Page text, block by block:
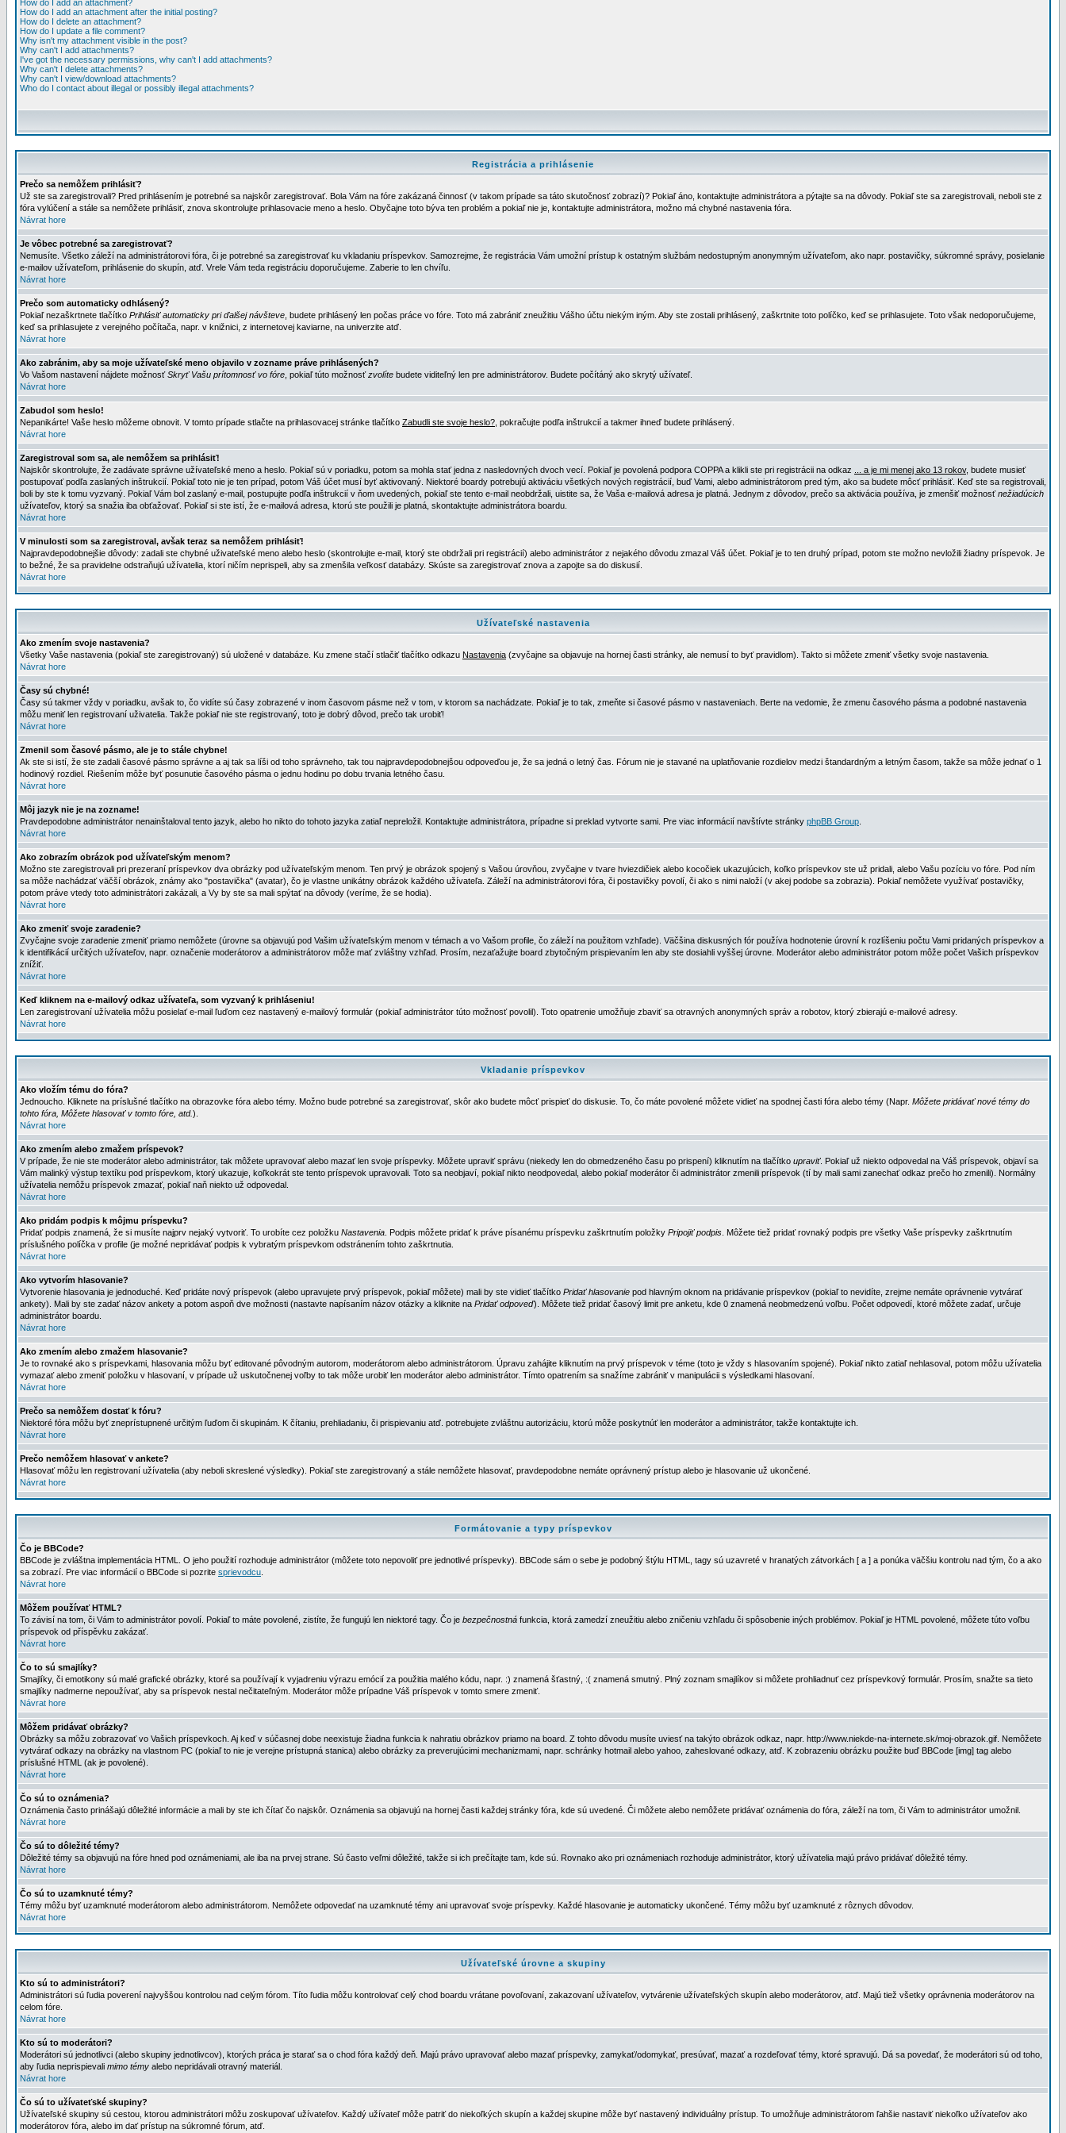
How do I add an attachment?
How do I add an attachment after the initial posting?
How do I delete an attachment?
How do I update a file comment?
Why isn't my attachment visible in the post?
Why can't I add attachments?
I've got the necessary permissions, why can't I add attachments?
Why can't I delete attachments?
Why can't I view/download attachments?
Who do I contact about illegal or possibly illegal attachments?
Registrácia a prihlásenie
Prečo sa nemôžem prihlásiť?
Už ste sa zaregistrovali? Pred prihlásením je potrebné sa najskôr zaregistrovať. Bola Vám na fóre zakázaná činnosť (v takom prípade sa táto skutočnosť zobrazí)? Pokiaľ áno, kontaktujte administrátora a pýtajte sa na dôvody. Pokiaľ ste sa zaregistrovali, neboli ste z
fóra vylúčení a stále sa nemôžete prihlásiť, znova skontrolujte prihlasovacie meno a heslo. Obyčajne toto býva ten problém a pokiaľ nie je, kontaktujte administrátora, možno má chybné nastavenia fóra.
Návrat hore
Je vôbec potrebné sa zaregistrovať?
Nemusíte. Všetko záleží na administrátorovi fóra, či je potrebné sa zaregistrovať ku vkladaniu príspevkov. Samozrejme, že registrácia Vám umožní prístup k ostatným službám nedostupným anonymným užívateľom, ako napr. postavičky, súkromné správy, posielanie
e-mailov užívateľom, prihlásenie do skupín, atď. Vrele Vám teda registráciu doporučujeme. Zaberie to len chvíľu.
Návrat hore
Prečo som automaticky odhlásený?
Pokiaľ nezaškrtnete tlačítko Prihlásiť automaticky pri ďalšej návšteve , budete prihlásený len počas práce vo fóre. Toto má zabrániť zneužitiu Vášho účtu niekým iným. Aby ste zostali prihlásený, zaškrtnite toto políčko, keď se prihlasujete. Toto však nedoporučujeme,
keď sa prihlasujete z verejného počítača, napr. v knižnici, z internetovej kaviarne, na univerzite atď.
Návrat hore
Ako zabránim, aby sa moje užívateľské meno objavilo v zozname práve prihlásených?
Vo Vašom nastavení nájdete možnosťSkryť Vašu prítomnosť vo fóre , pokiaľ túto možnosťzvolíte budete viditeľný len pre administrátorov. Budete počítáný ako skrytý užívateľ.
Návrat hore
Zabudol som heslo!
Nepanikárte! Vaše heslo môžeme obnovit. V tomto prípade stlačte na prihlasovacej stránke tlačítko Zabudli ste svoje heslo? , pokračujte podľa inštrukcií a takmer ihneď budete prihlásený.
Návrat hore
Zaregistroval som sa, ale nemôžem sa prihlásiť!
Najskôr skontrolujte, že zadávate správne užívateľské meno a heslo. Pokiaľ sú v poriadku, potom sa mohla stať jedna z nasledovných dvoch vecí. Pokiaľ je povolená podpora COPPA a klikli ste pri registrácii na odkaz
... a je mi menej ako 13 rokov, budete musieť
postupovať podľa zaslaných inštrukcií. Pokiaľ toto nie je ten prípad, potom Váš účet musí byť aktivovaný. Niektoré boardy potrebujú aktiváciu všetkých nových registrácií, buď Vami, alebo administrátorom pred tým, ako sa budete môcť prihlásiť. Keď ste sa registrovali,
boli by ste k tomu vyzvaný. Pokiaľ Vám bol zaslaný e-mail, postupujte podľa inštrukcií v ňom uvedených, pokiaľ ste tento e-mail neobdržali, uistite sa, že Vaša e-mailová adresa je platná. Jednym z dôvodov, prečo sa aktivácia používa, je zmenšiť možnosťnežiadúcich
užívateľov, ktorý sa snažia iba obťažovať. Pokiaľ si ste istí, že e-mailová adresa, ktorú ste použili je platná, skontaktujte administrátora boardu.
Návrat hore
V minulosti som sa zaregistroval, avšak teraz sa nemôžem prihlásiť!
Najpravdepodobnejšie dôvody: zadali ste chybné uživateľské meno alebo heslo (skontrolujte e-mail, ktorý ste obdržali pri registrácií) alebo administrátor z nejakého dôvodu zmazal Váš účet. Pokiaľ je to ten druhý prípad, potom ste možno nevložili žiadny príspevok. Je
to bežné, že sa pravidelne odstraňujú užívatelia, ktorí ničím neprispeli, aby sa zmenšila veľkosť databázy. Skúste sa zaregistrovať znova a zapojte sa do diskusií.
Návrat hore
Užívateľské nastavenia
Ako zmením svoje nastavenia?
Všetky Vaše nastavenia (pokiaľ ste zaregistrovaný) sú uložené v databáze. Ku zmene stačí stlačiť tlačítko odkazu Nastavenia (zvyčajne sa objavuje na hornej časti stránky, ale nemusí to byť pravidlom). Takto si môžete zmeniť všetky svoje nastavenia.
Návrat hore
Časy sú chybné!
Časy sú takmer vždy v poriadku, avšak to, čo vidíte sú časy zobrazené v inom časovom pásme než v tom, v ktorom sa nachádzate. Pokiaľ je to tak, zmeňte si časové pásmo v nastaveniach. Berte na vedomie, že zmenu časového pásma a podobné nastavenia
môžu meniť len registrovaní uživatelia. Takže pokiaľ nie ste registrovaný, toto je dobrý dôvod, prečo tak urobiť!
Návrat hore
Zmenil som časové pásmo, ale je to stále chybne!
Ak ste si istí, že ste zadali časové pásmo správne a aj tak sa líši od toho správneho, tak tou najpravdepodobnejšou odpoveďou je, že sa jedná o letný čas. Fórum nie je stavané na uplatňovanie rozdielov medzi štandardným a letným časom, takže sa môže jednať o 1
hodinový rozdiel. Riešením môže byť posunutie časového pásma o jednu hodinu po dobu trvania letného času.
Návrat hore
Môj jazyk nie je na zozname!
Pravdepodobne administrátor nenainštaloval tento jazyk, alebo ho nikto do tohoto jazyka zatiaľ nepreložil. Kontaktujte administrátora, prípadne si preklad vytvorte sami. Pre viac informácií navštívte stránky phpBB Group
Návrat hore
Ako zobrazím obrázok pod užívateľským menom?
Možno ste zaregistrovali pri prezeraní príspevkov dva obrázky pod užívateľským menom. Ten prvý je obrázok spojený s Vašou úrovňou, zvyčajne v tvare hviezdičiek alebo kocočiek ukazujúcich, koľko príspevkov ste už pridali, alebo Vašu pozíciu vo fóre. Pod ním
sa môže nachádzať väčší obrázok, známy ako "postavička" (avatar), čo je vlastne unikátny obrázok každého užívateľa. Záleží na administrátorovi fóra, či postavičky povolí, či ako s nimi naloží (v akej podobe sa zobrazia). Pokiaľ nemôžete využívať postavičky,
potom práve vtedy toto administrátori zakázali, a Vy by ste sa mali spýtať na dôvody (veríme, že se hodia).
Návrat hore
Ako zmeniť svoje zaradenie?
Zvyčajne svoje zaradenie zmeniť priamo nemôžete (úrovne sa objavujú pod Vašim užívateľským menom v témach a vo Vašom profile, čo záleží na použitom vzhľade). Väčšina diskusných fór používa hodnotenie úrovní k rozlíšeniu počtu Vami pridaných príspevkov a
k identifikácií určitých užívateľov, napr. označenie moderátorov a administrátorov môže mať zvláštny vzhľad. Prosím, nezaťažujte board zbytočným prispievaním len aby ste dosiahli vyššej úrovne. Moderátor alebo administrátor potom môže počet Vašich príspevkov
znížiť.
Návrat hore
Keď kliknem na e-mailový odkaz užívateľa, som vyzvaný k prihláseniu!
Len zaregistrovaní užívatelia môžu posielať e-mail ľuďom cez nastavený e-mailový formulár (pokiaľ administrátor túto možnosť povolil). Toto opatrenie umožňuje zbaviť sa otravných anonymných správ a robotov, ktorý zbierajú e-mailové adresy.
Návrat hore
Vkladanie príspevkov
Ako vložím tému do fóra?
Jednoucho. Kliknete na príslušné tlačítko na obrazovke fóra alebo témy. Možno bude potrebné sa zaregistrovať, skôr ako budete môcť prispieť do diskusie. To, čo máte povolené môžete vidieť na spodnej časti fóra alebo témy (Napr. Môžete pridávať nové témy do
tohto fóra, Môžete hlasovať v tomto fóre, atd.).
Návrat hore
Ako zmením alebo zmažem príspevok?
V prípade, že nie ste moderátor alebo administrátor, tak môžete upravovať alebo mazať len svoje príspevky. Môžete upraviť správu (niekedy len do obmedzeného času po prispení) kliknutím na tlačítko upraviť. Pokiaľ už niekto odpovedal na Váš príspevok, objaví sa
Vám malinký výstup textíku pod príspevkom, ktorý ukazuje, koľkokrát ste tento príspevok upravovali. Toto sa neobjaví, pokiaľ nikto neodpovedal, alebo pokiaľ moderátor či administrátor zmenili príspevok (tí by mali sami zanechať odkaz prečo ho zmenili). Normálny
užívatelia nemôžu príspevok zmazať, pokiaľ naň niekto už odpovedal.
Návrat hore
Ako pridám podpis k môjmu príspevku?
Pridať podpis znamená, že si musíte najprv nejaký vytvoriť. To urobíte cez položku Nastavenia . Podpis môžete pridať k práve písanému príspevku zaškrtnutím položky Pripojiť podpis . Môžete tiež pridať rovnaký podpis pre všetky Vaše príspevky zaškrtnutím
príslušného políčka v profile (je možné nepridávať podpis k vybratým príspevkom odstránením tohto zaškrtnutia.
Návrat hore
Ako vytvorím hlasovanie?
Vytvorenie hlasovania je jednoduché. Keď pridáte nový príspevok (alebo upravujete prvý príspevok, pokiaľ môžete) mali by ste vidieť tlačítko Pridať hlasovanie pod hlavným oknom na pridávanie príspevkov (pokiaľ to nevidíte, zrejme nemáte oprávnenie vytvárať
ankety). Mali by ste zadať názov ankety a potom aspoň dve možnosti (nastavte napísaním názov otázky a kliknite na Pridať odpoveď). Môžete tiež pridať časový limit pre anketu, kde 0 znamená neobmedzenú voľbu. Počet odpovedí, ktoré môžete zadať, určuje
administrátor boardu.
Návrat hore
Ako zmením alebo zmažem hlasovanie?
Je to rovnaké ako s príspevkami, hlasovania môžu byť editované pôvodným autorom, moderátorom alebo administrátorom. Úpravu zahájite kliknutím na prvý príspevok v téme (toto je vždy s hlasovaním spojené). Pokiaľ nikto zatiaľ nehlasoval, potom môžu užívatelia
vymazať alebo zmeniť položku v hlasovaní, v prípade už uskutočnenej voľby to tak môže urobiť len moderátor alebo administrátor. Tímto opatrením sa snažíme zabrániť v manipulácii s výsledkami hlasovaní.
Návrat hore
Prečo sa nemôžem dostať k fóru?
Niektoré fóra môžu byť zneprístupnené určitým ľuďom či skupinám. K čítaniu, prehliadaniu, či prispievaniu atď. potrebujete zvláštnu autorizáciu, ktorú môže poskytnúť len moderátor a administrátor, takže kontaktujte ich.
Návrat hore
Prečo nemôžem hlasovať v ankete?
Hlasovať môžu len registrovaní užívatelia (aby neboli skreslené výsledky). Pokiaľ ste zaregistrovaný a stále nemôžete hlasovať, pravdepodobne nemáte oprávnený prístup alebo je hlasovanie už ukončené.
Návrat hore
Formátovanie a typy príspevkov
Čo je BBCode?
BBCode je zvláštna implementácia HTML. O jeho použití rozhoduje administrátor (môžete toto nepovoliť pre jednotlivé príspevky). BBCode sám o sebe je podobný štýlu HTML, tagy sú uzavreté v hranatých zátvorkách [ a ] a ponúka väčšiu kontrolu nad tým, čo a ako
sa zobrazí. Pre viac informácií o BBCode si pozrite sprievodcu
Návrat hore
Môžem používať HTML?
To závisí na tom, či Vám to administrátor povolí. Pokiaľ to máte povolené, zistíte, že fungujú len niektoré tagy. Čo je bezpečnostná funkcia, ktorá zamedzí zneužitiu alebo zničeniu vzhľadu či spôsobenie iných problémov. Pokiaľ je HTML povolené, môžete túto voľbu
príspevok od příspěvku zakázať.
Návrat hore
Čo to sú smajlíky?
Smajlíky, či emotikony sú malé grafické obrázky, ktoré sa používají k vyjadreniu výrazu emócií za použitia malého kódu, napr. :) znamená šťastný, :( znamená smutný. Plný zoznam smajlíkov si môžete prohliadnuť cez príspevkový formulár. Prosím, snažte sa tieto
smajlíky nadmerne nepoužívať, aby sa príspevok nestal nečitateľným. Moderátor môže prípadne Váš príspevok v tomto smere zmeniť.
Návrat hore
Môžem pridávať obrázky?
Obrázky sa môžu zobrazovať vo Vašich príspevkoch. Aj keď v súčasnej dobe neexistuje žiadna funkcia k nahratiu obrázkov priamo na board. Z tohto dôvodu musíte uviesť na takýto obrázok odkaz, napr. http://www.niekde-na-internete.sk/moj-obrazok.gif. Nemôžete
vytvárať odkazy na obrázky na vlastnom PC (pokiaľ to nie je verejne prístupná stanica) alebo obrázky za preverujúcimi mechanizmami, napr. schránky hotmail alebo yahoo, zaheslované odkazy, atď. K zobrazeniu obrázku použite buď BBCode [img] tag alebo
príslušné HTML (ak je povolené).
Návrat hore
Čo sú to oznámenia?
Oznámenia často prinášajú dôležité informácie a mali by ste ich čítať čo najskôr. Oznámenia sa objavujú na hornej časti každej stránky fóra, kde sú uvedené. Či môžete alebo nemôžete pridávať oznámenia do fóra, záleží na tom, či Vám to administrátor umožnil.
Návrat hore
Čo sú to dôležité témy?
Dôležité témy sa objavujú na fóre hned pod oznámeniami, ale iba na prvej strane. Sú často veľmi dôležité, takže si ich prečítajte tam, kde sú. Rovnako ako pri oznámeniach rozhoduje administrátor, ktorý užívatelia majú právo pridávať dôležité témy.
Návrat hore
Čo sú to uzamknuté témy?
Témy môžu byť uzamknuté moderátorom alebo administrátorom. Nemôžete odpovedať na uzamknuté témy ani upravovať svoje príspevky. Každé hlasovanie je automaticky ukončené. Témy môžu byť uzamknuté z rôznych dôvodov.
Návrat hore
Užívateľské úrovne a skupiny
Kto sú to administrátori?
Administrátori sú ľudia poverení najvyššou kontrolou nad celým fórom. Títo ľudia môžu kontrolovať celý chod boardu vrátane povoľovaní, zakazovaní užívateľov, vytvárenie užívateľských skupín alebo moderátorov, atď. Majú tiež všetky oprávnenia moderátorov na
celom fóre.
Návrat hore
Kto sú to moderátori?
Moderátori sú jednotlivci (alebo skupiny jednotlivcov), ktorých práca je starať sa o chod fóra každý deň. Majú právo upravovať alebo mazať príspevky, zamykať/odomykať, presúvať, mazať a rozdeľovať témy, ktoré spravujú. Dá sa povedať, že moderátori sú od toho,
aby ľudia neprispievali mimo témy alebo nepridávali otravný materiál.
Návrat hore
Čo sú to užívateťské skupiny?
Užívateľské skupiny sú cestou, ktorou administrátori môžu zoskupovať užívateľov. Každý užívateľ môže patriť do niekoľkých skupín a každej skupine môže byť nastavený individuálny prístup. To umožňuje administrátorom ľahšie nastaviť niekoľko užívateľov ako
moderátorov fóra, alebo im dať prístup na súkromné fórum, atď.